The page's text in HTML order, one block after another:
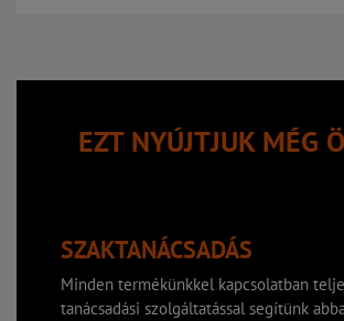
EZT NYÚJTJUK MÉG
SZAKTANÁCSADÁS
Minden termékünkkel kapcsolatban
tanácsadási szolgáltatással segítünk